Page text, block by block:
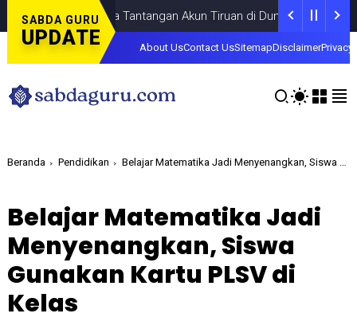
SABDA GURU
UPDATE
Fokus pada Tantangan Akun Tiruan di Dunia Digital, Marak
About UsContact UsSitemapDisclaimerPrivacy
Beranda Pendidikan Belajar Matematika Jadi Menyenangkan, Siswa Gunakan Kartu PLSV di Kelas
Belajar Matematika Jadi
Menyenangkan, Siswa
Gunakan Kartu PLSV di
Kelas